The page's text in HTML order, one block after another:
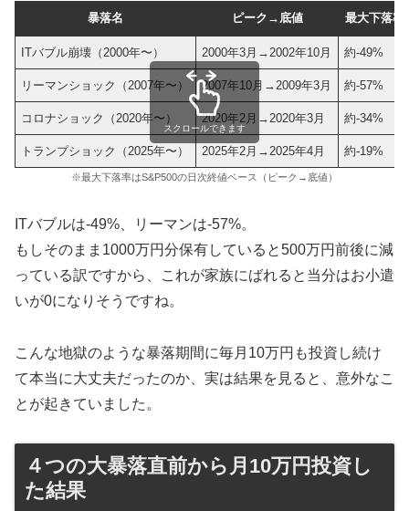
暴落名 ピーク→底値 最大下落率
ITバブル崩壊（2000年〜） 2000年3月→2002年10月 約-49%
リーマンショック（2007年〜） 2007年10月→2009年3月 約-57%
コロナショック（2020年〜） 2020年2月→2020年3月 約-34%
トランプショック（2025年〜） 2025年2月→2025年4月 約-19%
スクロールできます
※最大下落率はS&P500の日次終値ベース（ピーク→底値）
ITバブルは-49%、リーマンは-57%。
もしそのまま1000万円分保有していると500万円前後に減
っている訳ですから、これが家族にばれると当分はお小遣
いが0になりそうですね。
こんな地獄のような暴落期間に毎月10万円も投資し続け
て本当に大丈夫だったのか、実は結果を見ると、意外なこ
とが起きていました。
４つの大暴落直前から月10万円投資し
た結果